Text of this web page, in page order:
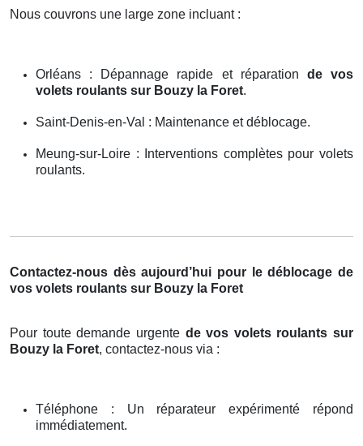
Nous couvrons une large zone incluant :
Orléans : Dépannage rapide et réparation de vos
volets roulants sur Bouzy la Foret.
Saint-Denis-en-Val : Maintenance et déblocage.
Meung-sur-Loire : Interventions complètes pour volets
roulants.
Contactez-nous dès aujourd’hui pour le déblocage de
vos volets roulants sur Bouzy la Foret
Pour toute demande urgente de vos volets roulants sur
Bouzy la Foret, contactez-nous via :
Téléphone : Un réparateur expérimenté répond
immédiatement.